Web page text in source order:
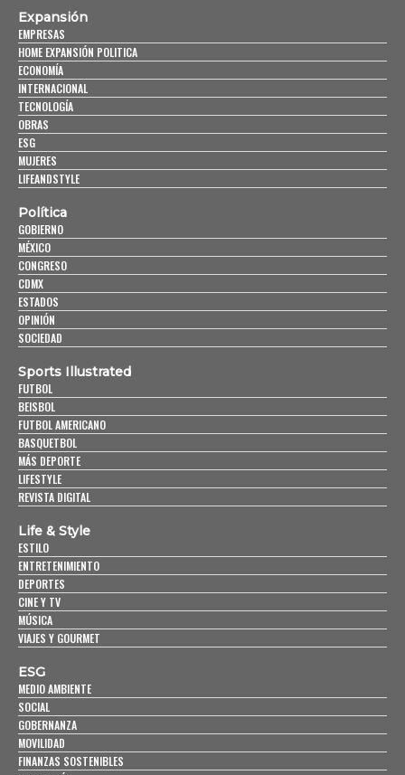
Expansión
EMPRESAS
HOME EXPANSIÓN POLITICA
ECONOMÍA
INTERNACIONAL
TECNOLOGÍA
OBRAS
ESG
MUJERES
LIFEANDSTYLE
Política
GOBIERNO
MÉXICO
CONGRESO
CDMX
ESTADOS
OPINIÓN
SOCIEDAD
Sports Illustrated
FUTBOL
BEISBOL
FUTBOL AMERICANO
BASQUETBOL
MÁS DEPORTE
LIFESTYLE
REVISTA DIGITAL
Life & Style
ESTILO
ENTRETENIMIENTO
DEPORTES
CINE Y TV
MÚSICA
VIAJES Y GOURMET
ESG
MEDIO AMBIENTE
SOCIAL
GOBERNANZA
MOVILIDAD
FINANZAS SOSTENIBLES